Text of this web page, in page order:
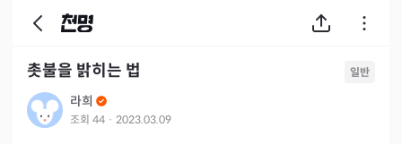
촛불을 밝히는 법 일반
라희
조회 44 · 2023.03.09